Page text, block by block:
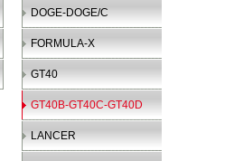
DOGE-DOGE/C
FORMULA-X
GT40
GT40B-GT40C-GT40D
LANCER